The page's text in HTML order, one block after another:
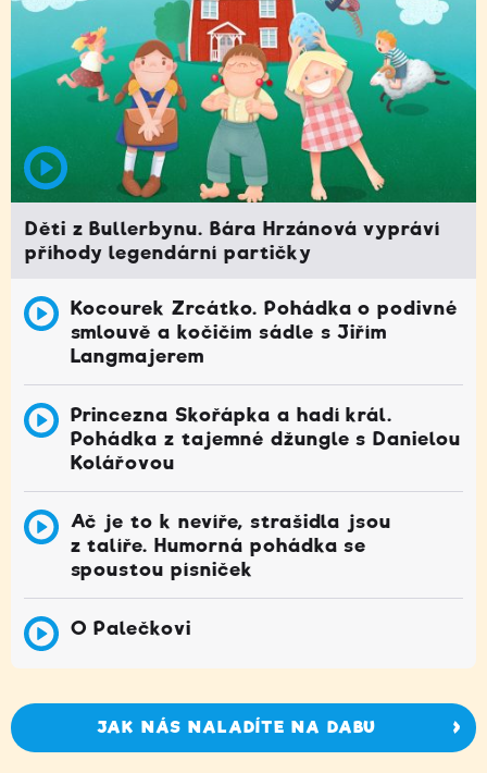
Děti z Bullerbynu. Bára Hrzánová vypráví
příhody legendární partičky
Kocourek Zrcátko. Pohádka o podivné
smlouvě a kočičím sádle s Jiřím
Langmajerem
Princezna Skořápka a hadí král.
Pohádka z tajemné džungle s Danielou
Kolářovou
Ač je to k nevíře, strašidla jsou
z talíře. Humorná pohádka se
spoustou písniček
O Palečkovi
JAK NÁS NALADÍTE NA DABU